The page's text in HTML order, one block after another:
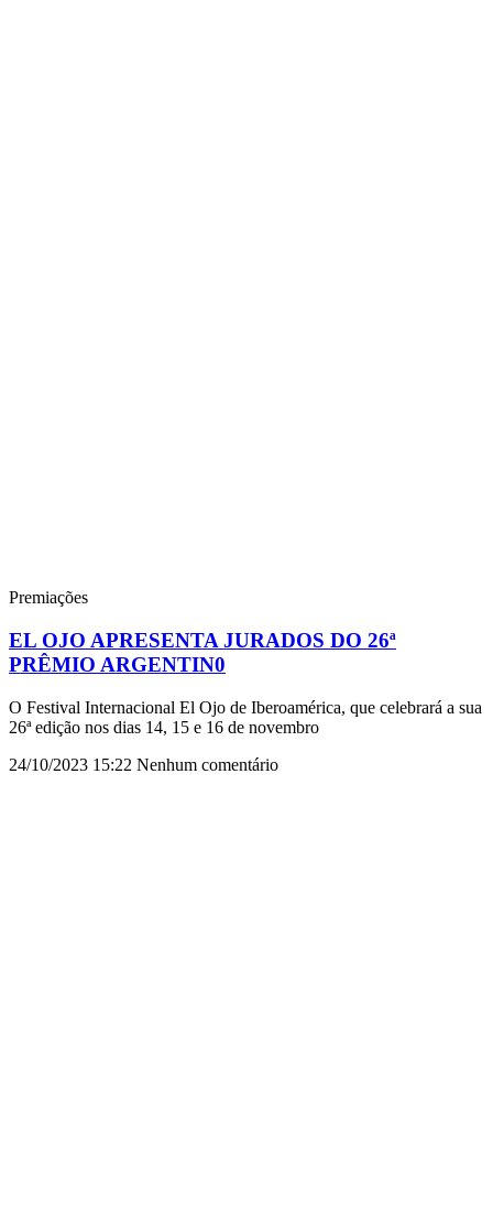
Premiações
EL OJO APRESENTA JURADOS DO 26ª
PRÊMIO ARGENTIN0
O Festival Internacional El Ojo de Iberoamérica, que celebrará a sua
26ª edição nos dias 14, 15 e 16 de novembro
24/10/2023 15:22 Nenhum comentário